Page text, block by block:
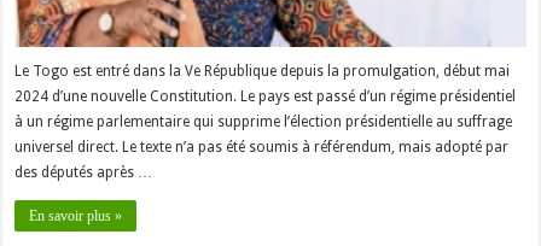
Le Togo est entré dans la Ve République depuis la promulgation, début mai
2024 d’une nouvelle Constitution. Le pays est passé d’un régime présidentiel
à un régime parlementaire qui supprime l’élection présidentielle au suffrage
universel direct. Le texte n’a pas été soumis à référendum, mais adopté par
des députés après …
En savoir plus »